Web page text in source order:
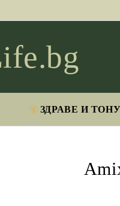
ЗДРАВЕ И